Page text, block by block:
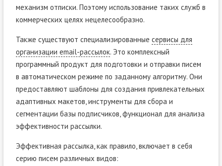
механизм отписки. Поэтому использование таких служб в
коммерческих целях нецелесообразно.
Также существуют специализированные сервисы для
организации email-рассылок. Это комплексный
программный продукт для подготовки и отправки писем
в автоматическом режиме по заданному алгоритму. Они
предоставляют шаблоны для создания привлекательных
адаптивных макетов, инструменты для сбора и
сегментации базы подписчиков, функционал для анализа
эффективности рассылки.
Эффективная рассылка, как правило, включает в себя
серию писем различных видов: